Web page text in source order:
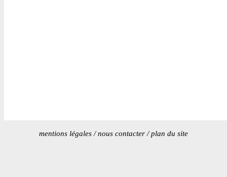
mentions légales/nous contacter/plan du site